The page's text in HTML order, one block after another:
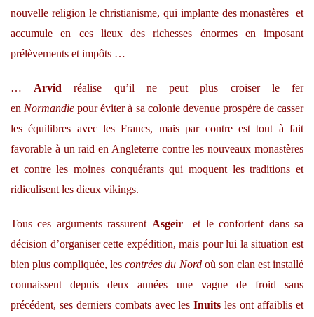
nouvelle religion le christianisme, qui implante des monastères et
accumule en ces lieux des richesses énormes en imposant
prélèvements et impôts …
… Arvid réalise qu’il ne peut plus croiser le fer
en Normandie pour éviter à sa colonie devenue prospère de casser
les équilibres avec les Francs, mais par contre est tout à fait
favorable à un raid en Angleterre contre les nouveaux monastères
et contre les moines conquérants qui moquent les traditions et
ridiculisent les dieux vikings.
Tous ces arguments rassurent Asgeiret le confortent dans sa
décision d’organiser cette expédition, mais pour lui la situation est
bien plus compliquée, lescontrées du Nordoù son clan est installé
connaissent depuis deux années une vague de froid sans
précédent, ses derniers combats avec lesInuits les ont affaiblis et